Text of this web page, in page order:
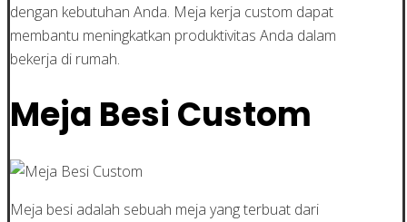
dengan kebutuhan Anda. Meja kerja custom dapat
membantu meningkatkan produktivitas Anda dalam
bekerja di rumah.
Meja Besi Custom
Meja besi adalah sebuah meja yang terbuat dari